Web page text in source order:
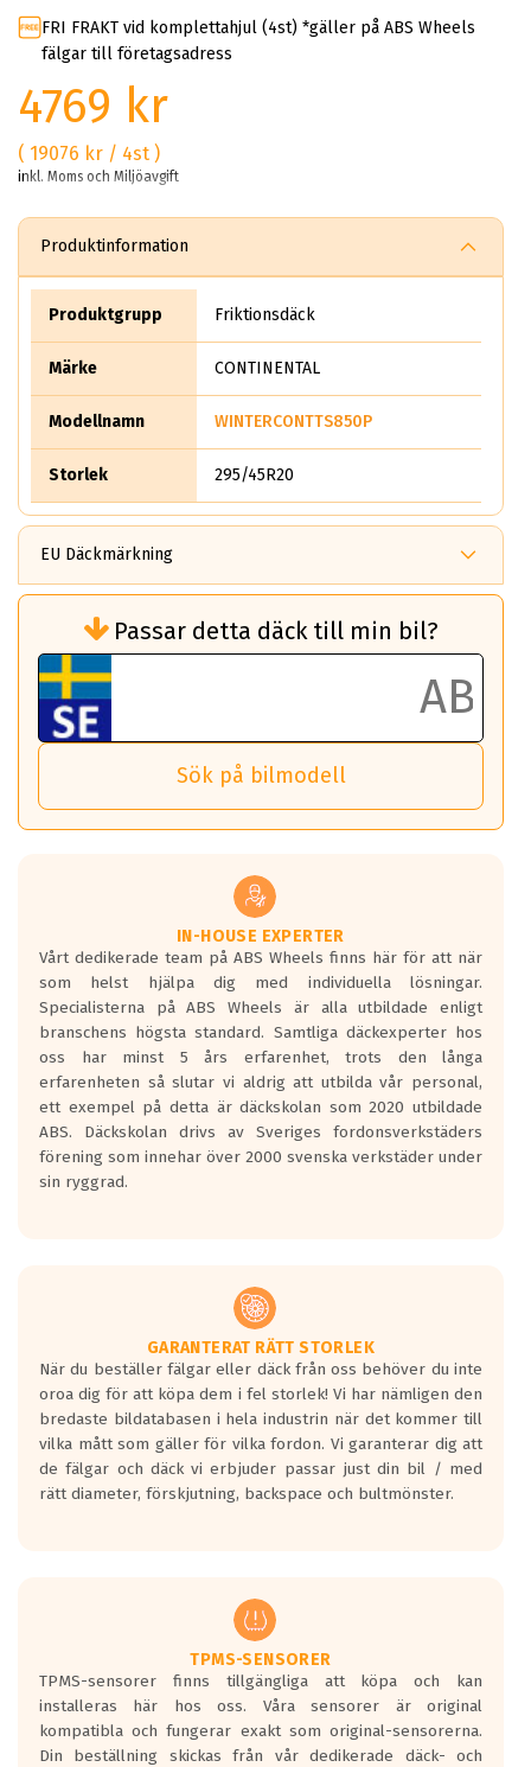
FRI FRAKT vid komplettahjul (4st) *gäller på ABS Wheels
fälgar till företagsadress
4769 kr
( 19076 kr / 4st )
inkl. Moms och Miljöavgift
Produktinformation
Produktgrupp Friktionsdäck
Märke CONTINENTAL
Modellnamn WINTERCONTTS850P
Storlek 295/45R20
EU Däckmärkning
bränsleförbrukningen)
Det ska vara en betygsskala från klass A
till G för rullmotstånd.
Ett klass A däck kommer ha 6,5% bättre
bränsleförbrukning än ett klass G däck.
Det betyder att om man kör 10,000 km,
så sparar man 50 liter bränsle med ett
vilken körstil du använder.
Våtgrepp egenskaper:
Betygsskalan är satt A till F. Där A påvisar
den kortaste bromssträckan och F är den
längsta.
Inga D eller G betyg delas ut för
personbilar och lätta lastbilar.
Betyget sätts efter ett test där däcken
skall bromsa in på en väg där det ligger
0.5-1.5 mm vatten.
I 80km/h kommer skillnaden på
Vid körning i över 50km/h brukar
rullmotståndets ljud överträffa
motorljudet.
På däckmärkningen kommer det finnas
en symbol av ett däck med vågar. Hög
bullernivå markeras med svarta vågor
medans de vita vågorna påvisar om det är
ett tyst däck.
regelverket som introduceras år 2016.
Ett däck med två svarta vågor är redan
godkända för år 2016 nya regelverk.
Ett däck med en svart våg kommer vara
minst tre decibel tystare än det
regelverk som börjar gälla 2016.
Passar detta däck till min bil?
Sök på bilmodell
IN-HOUSE EXPERTER
Vårt dedikerade team på ABS Wheels finns här för att när
som helst hjälpa dig med individuella lösningar.
Specialisterna på ABS Wheels är alla utbildade enligt
branschens högsta standard. Samtliga däckexperter hos
oss har minst 5 års erfarenhet, trots den långa
erfarenheten så slutar vi aldrig att utbilda vår personal,
ett exempel på detta är däckskolan som 2020 utbildade
ABS. Däckskolan drivs av Sveriges fordonsverkstäders
förening som innehar över 2000 svenska verkstäder under
sin ryggrad.
GARANTERAT RÄTT STORLEK
När du beställer fälgar eller däck från oss behöver du inte
oroa dig för att köpa dem i fel storlek! Vi har nämligen den
bredaste bildatabasen i hela industrin när det kommer till
vilka mått som gäller för vilka fordon. Vi garanterar dig att
de fälgar och däck vi erbjuder passar just din bil / med
rätt diameter, förskjutning, backspace och bultmönster.
TPMS-SENSORER
TPMS-sensorer finns tillgängliga att köpa och kan
installeras här hos oss. Våra sensorer är original
kompatibla och fungerar exakt som original-sensorerna.
Din beställning skickas från vår dedikerade däck- och